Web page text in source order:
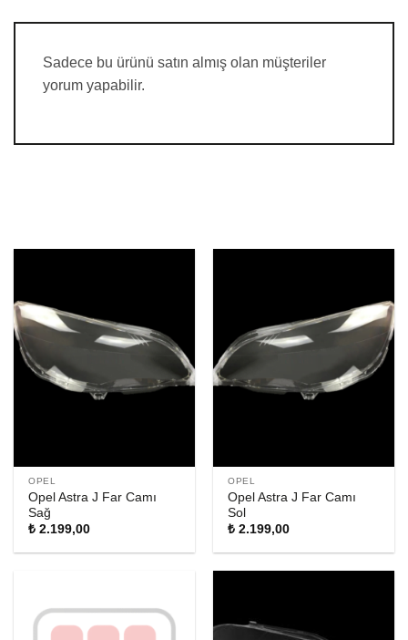
Sadece bu ürünü satın almış olan müşteriler
yorum yapabilir.
OPEL
Opel Astra J Far Camı
Sağ
₺ 2.199,00
OPEL
Opel Astra J Far Camı
Sol
₺ 2.199,00